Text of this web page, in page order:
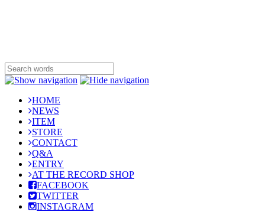
HOME
NEWS
ITEM
STORE
CONTACT
Q&A
ENTRY
AT THE RECORD SHOP
FACEBOOK
TWITTER
INSTAGRAM